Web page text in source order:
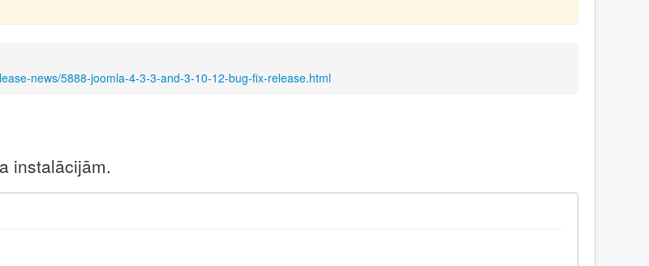
news/5888-joomla-4-3-3-and-3-10-12-bug-fix-release.html
instalācijām.